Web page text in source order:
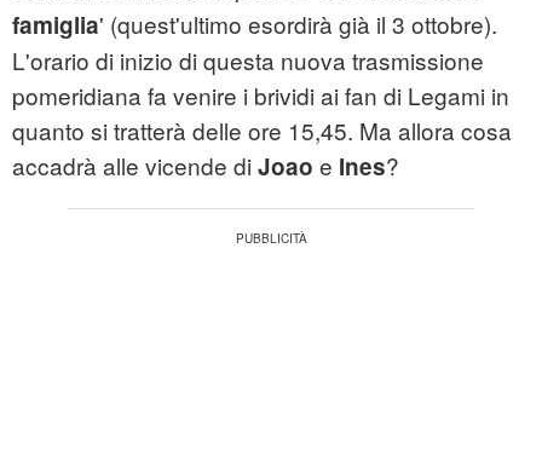
famiglia' (quest'ultimo esordirà già il 3 ottobre).
L'orario di inizio di questa nuova trasmissione
pomeridiana fa venire i brividi ai fan di Legami in
quanto si tratterà delle ore 15,45. Ma allora cosa
accadrà alle vicende di Joao e Ines?